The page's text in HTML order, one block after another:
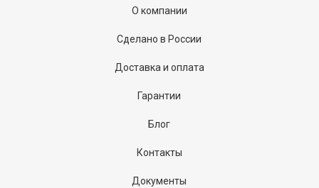
О компании
Сделано в России
Доставка и оплата
Гарантии
Блог
Контакты
Документы